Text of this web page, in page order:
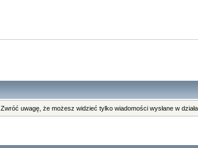
uwagę, że możesz widzieć tylko wiadomości wysłane w